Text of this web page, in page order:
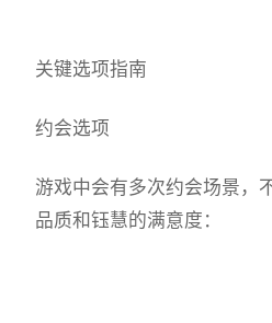
关键选项指南
约会选项
游戏中会有多次约会场景，
品质和钰慧的满意度：